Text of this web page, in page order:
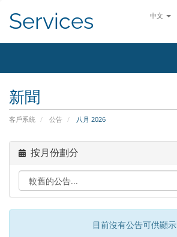
中文
Services
新聞
客戶系統 公告 八月 2026
按月份劃分
目前沒有公告可供顯示